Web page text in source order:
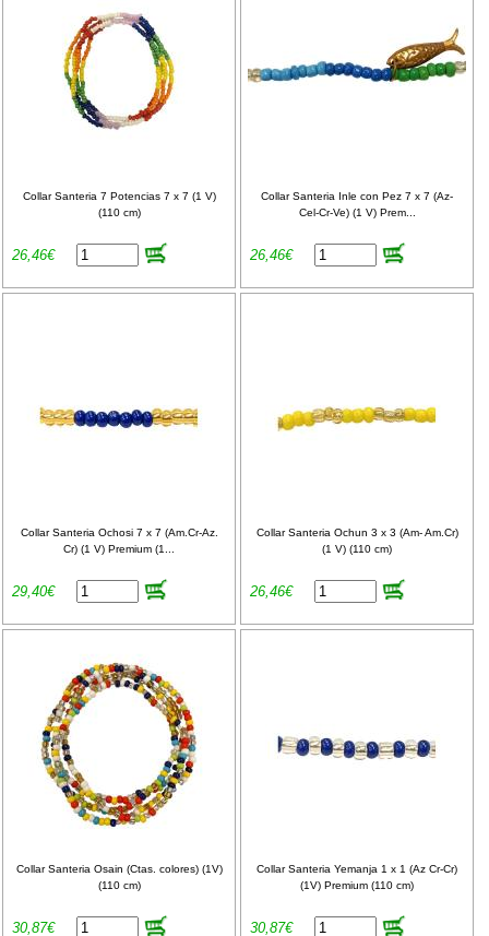
Collar Santeria 7 Potencias 7 x 7 (1 V)
(110 cm)
26,46€
Collar Santeria Inle con Pez 7 x 7 (Az-
Cel-Cr-Ve) (1 V) Prem...
26,46€
Collar Santeria Ochosi 7 x 7 (Am.Cr-Az.
Cr) (1 V) Premium (1...
29,40€
Collar Santeria Ochun 3 x 3 (Am- Am.Cr)
(1 V) (110 cm)
26,46€
Collar Santeria Osain (Ctas. colores) (1V)
(110 cm)
30,87€
Collar Santeria Yemanja 1 x 1 (Az Cr-Cr)
(1V) Premium (110 cm)
30,87€